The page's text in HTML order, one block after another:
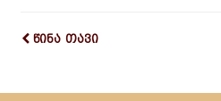
წინა თავი